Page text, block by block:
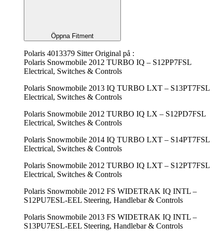
Öppna Fitment
Polaris 4013379 Sitter Original på :
Polaris Snowmobile 2012 TURBO IQ – S12PP7FSL
Electrical, Switches & Controls
Polaris Snowmobile 2013 IQ TURBO LXT – S13PT7FSL
Electrical, Switches & Controls
Polaris Snowmobile 2012 TURBO IQ LX – S12PD7FSL
Electrical, Switches & Controls
Polaris Snowmobile 2014 IQ TURBO LXT – S14PT7FSL
Electrical, Switches & Controls
Polaris Snowmobile 2012 TURBO IQ LXT – S12PT7FSL
Electrical, Switches & Controls
Polaris Snowmobile 2012 FS WIDETRAK IQ INTL –
S12PU7ESL-EEL Steering, Handlebar & Controls
Polaris Snowmobile 2013 FS WIDETRAK IQ INTL –
S13PU7ESL-EEL Steering, Handlebar & Controls